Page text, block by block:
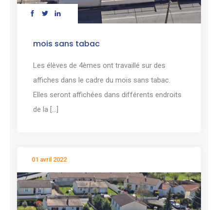
mois sans tabac
Les élèves de 4èmes ont travaillé sur des
affiches dans le cadre du mois sans tabac.
Elles seront affichées dans différents endroits
de la [...]
01 avril 2022